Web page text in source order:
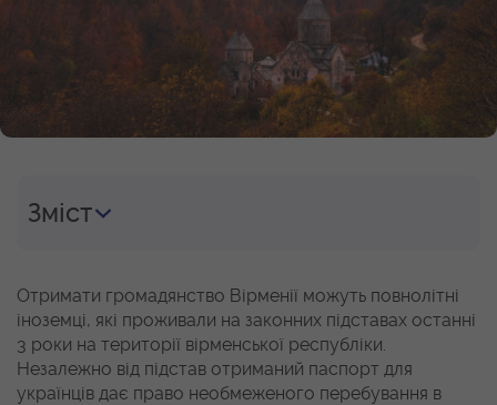
Зміст
Отримати громадянство Вірменії можуть повнолітні
іноземці, які проживали на законних підставах останні
3 роки на території вірменської республіки.
Незалежно від підстав отриманий паспорт для
українців дає право необмеженого перебування в